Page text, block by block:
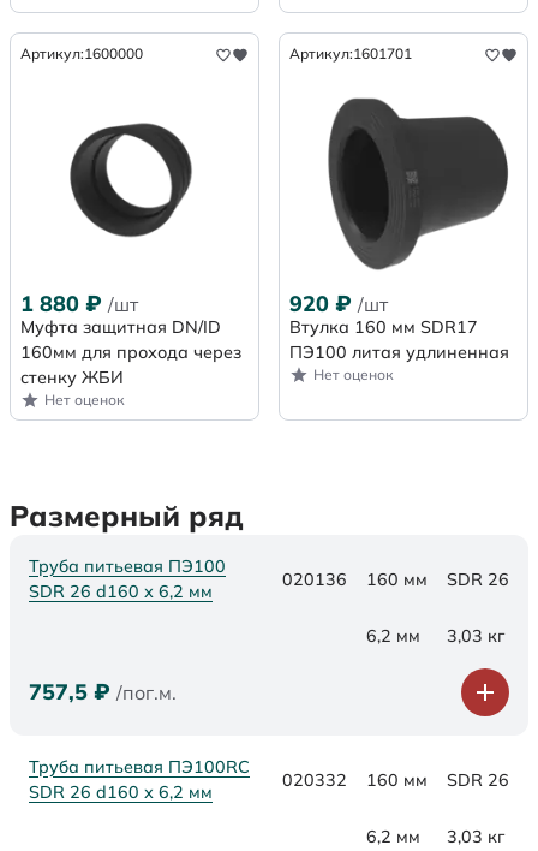
Артикул:1600000
1 880 ₽ /шт
Муфта защитная DN/ID
160мм для прохода через
стенку ЖБИ
Нет оценок
Артикул:1601701
920 ₽ /шт
Втулка 160 мм SDR17
ПЭ100 литая удлиненная
Нет оценок
Размерный ряд
Труба питьевая ПЭ100
SDR 26 d160 х 6,2 мм
020136 160 мм SDR 26
6,2 мм 3,03 кг
757,5 ₽ /пог.м.
Труба питьевая ПЭ100RC
SDR 26 d160 х 6,2 мм
020332 160 мм SDR 26
6,2 мм 3,03 кг